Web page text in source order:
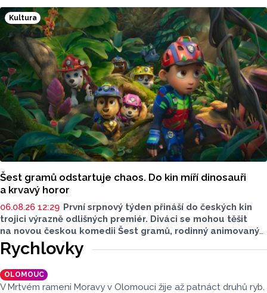
dobu rozešly. Minulý rok ale britpopová kapela Vertigo
nabrala druhý dech. Tentokrát už v pozměněné sestavě.
Kultura
Šest gramů odstartuje chaos. Do kin míří dinosauři
a krvavý horor
06.08.26 12:29 První srpnový týden přináší do českých kin
trojici výrazně odlišných premiér. Diváci se mohou těšit
na novou českou komedii Šest gramů, rodinný animovaný
film Tlapková patrola: Dinosauří film i horor Zmrzlinář,
který je určen pouze dospělým divákům. Filmové novinky
představil Radek Kreuziger v rozhovoru Lukáše Kobzy pro
Radio Haná.
Rychlovky
OLOMOUC
V Mrtvém rameni Moravy v Olomouci žije až patnáct druhů ryb.